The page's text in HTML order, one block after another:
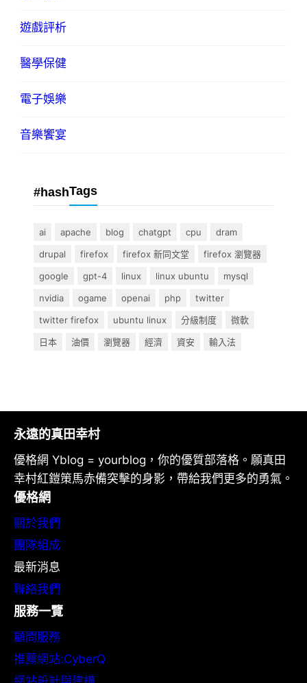
遊戲評析
醫學保健
電子娛樂
音樂饗宴
#hashTags
ai apache blog chatgpt cpu
dram
drupal
firefox firefox 新同文堂
firefox 瀏覽器
google
gpt-4 linux linux ubuntu
mysql
nvidia
ogame openai php
twitter
twitter firefox
ubuntu linux 分級制度
微軟
日本
油價 瀏覽器 經濟 資安 輸入法
永遠的真田幸村
優格網 Yblog = yourblog，你的優質部落格。願真田
幸村紅鎧策馬赤備突擊的身影，帶給我們更多的勇氣。
優格網
關於我們
團隊組成
最新消息
聯絡我們
服務一覽
顧問服務
推薦網站:CyberQ